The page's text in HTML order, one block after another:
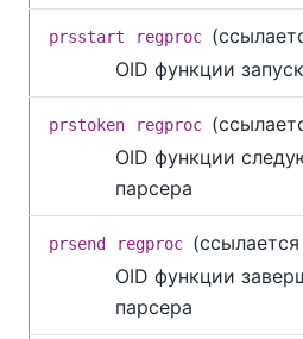
prsstart regproc
OID функции
prstoken regproc
OID функции
парсера
prsend regproc (ссылается
OID функции
парсера